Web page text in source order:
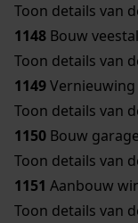
Toon details van
1148 Bouw
Toon details van
1149Vernieuwing
Toon details van
1150 Bouw
Toon details van
1151 Aanbouw
Toon details van